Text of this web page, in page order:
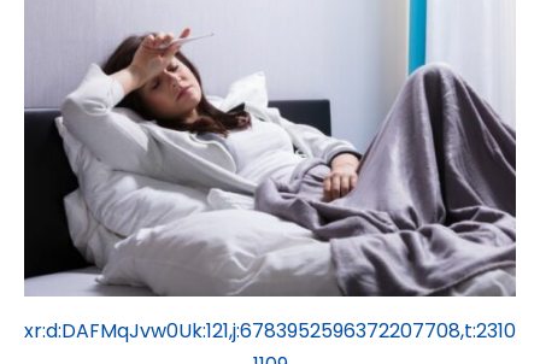
xr:d:DAFMqJvw0Uk:121,j:6783952596372207708,t:2310